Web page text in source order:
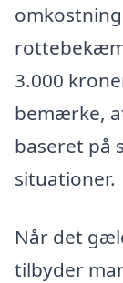
3.000
bemærke,
baseret på
situationer.
Når det
tilbyder